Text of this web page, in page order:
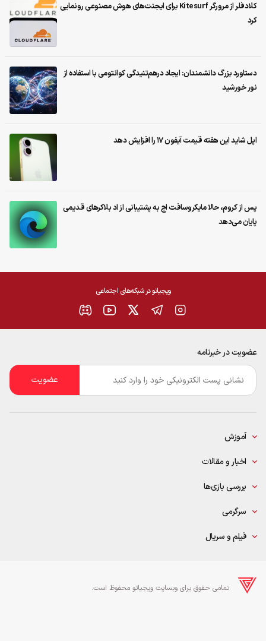
کلادفلر از مرورگر Kitesurf برای ایجنت‌های هوش مصنوعی رونمایی
کرد
دستاورد بزرگ دانشمندان: ایجاد درهم‌تنیدگی کوانتومی با استفاده از
نور خورشید
اپل شاید این هفته قیمت آیفون ۱۷ را افزایش دهد
پس از کروم، حالا مایکروسافت اج به پشتیبانی از اد بلاکرهای قدیمی
پایان می‌دهد
ویجیاتو در شبکه‌های اجتماعی
عضویت در خبرنامه
ایمیل
آموزش
اخبار و مقالات
بررسی بازی‌ها
سرگرمی
فیلم و سریال
تمامی حقوق برای وبسایت ویجیاتو محفوظ است.